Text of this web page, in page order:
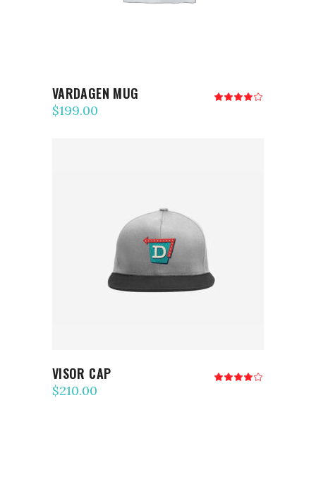
VARDAGEN MUG
$199.00
AJOUTER AU PANIER
VISOR CAP
$210.00